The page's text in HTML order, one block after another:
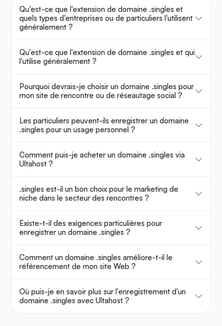
Qu'est-ce que l'extension de domaine .singles et
quels types d'entreprises ou de particuliers l'utilisent
généralement ?
Qu'est-ce que l'extension de domaine .singles et qui
l'utilise généralement ?
Pourquoi devrais-je choisir un domaine .singles pour
mon site de rencontre ou de réseautage social ?
Les particuliers peuvent-ils enregistrer un domaine
.singles pour un usage personnel ?
Comment puis-je acheter un domaine .singles via
Ultahost ?
.singles est-il un bon choix pour le marketing de
niche dans le secteur des rencontres ?
Existe-t-il des exigences particulières pour
enregistrer un domaine .singles ?
Comment un domaine .singles améliore-t-il le
référencement de mon site Web ?
Où puis-je en savoir plus sur l'enregistrement d'un
domaine .singles avec Ultahost ?